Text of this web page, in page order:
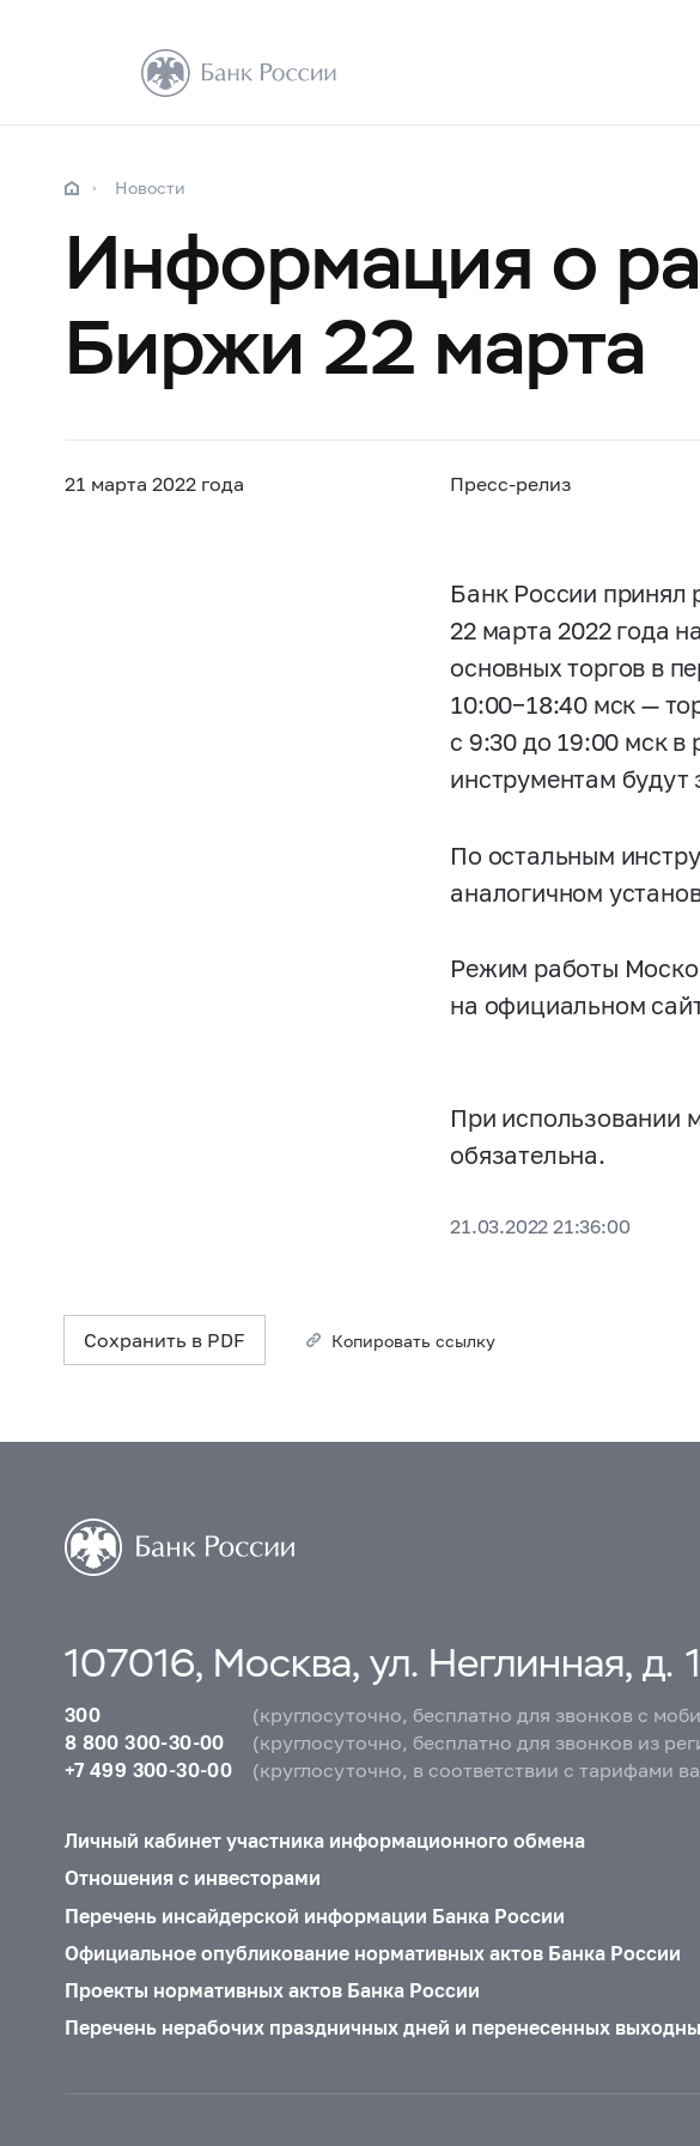
Новости
Информация о
Биржи 22 марта
21 марта 2022 года Пресс-релиз
Банк России принял
22 марта 2022 года
основных торгов в
10:00−18:40 мск —
с 9:30 до 19:00 мск
инструментам
По остальным
аналогичном
Режим работы
на официальном
При использовании
обязательна.
21.03.2022 21:36:00
Сохранить в PDF Копировать ссылку
107016, Москва, ул. Неглинная, д.
300
(круглосуточно, бесплатно для звонков с
8 800 300-30-00
(круглосуточно, бесплатно для звонков из
+7 499 300-30-00
(круглосуточно, в соответствии с тарифами
Личный кабинет участника информационного обмена
Отношения с инвесторами
Перечень инсайдерской информации Банка России
Официальное опубликование нормативных актов Банка России
Проекты нормативных актов Банка России
Перечень нерабочих праздничных дней и перенесенных